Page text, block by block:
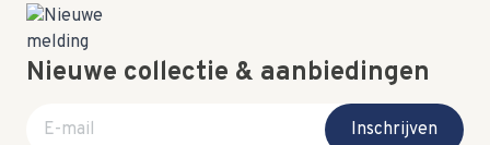
Nieuwe collectie & aanbiedingen
E-mail adres
Inschrijven